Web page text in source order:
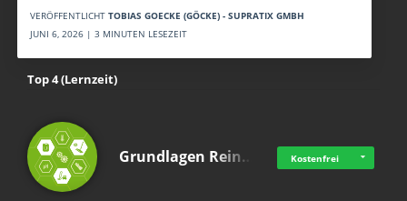
VERÖFFENTLICHT TOBIAS GOECKE (GÖCKE) - SUPRATIX GMBH
JUNI 6, 2026 | 3 MINUTEN LESEZEIT
Top 4 (Lernzeit)
Grundlagen Rein… Kostenfrei